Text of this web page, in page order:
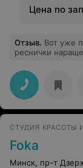
Цена по
Отзыв. Вот уже
реснички
СТУДИЯ КРАСОТЫ
Foka
Минск, пр-т